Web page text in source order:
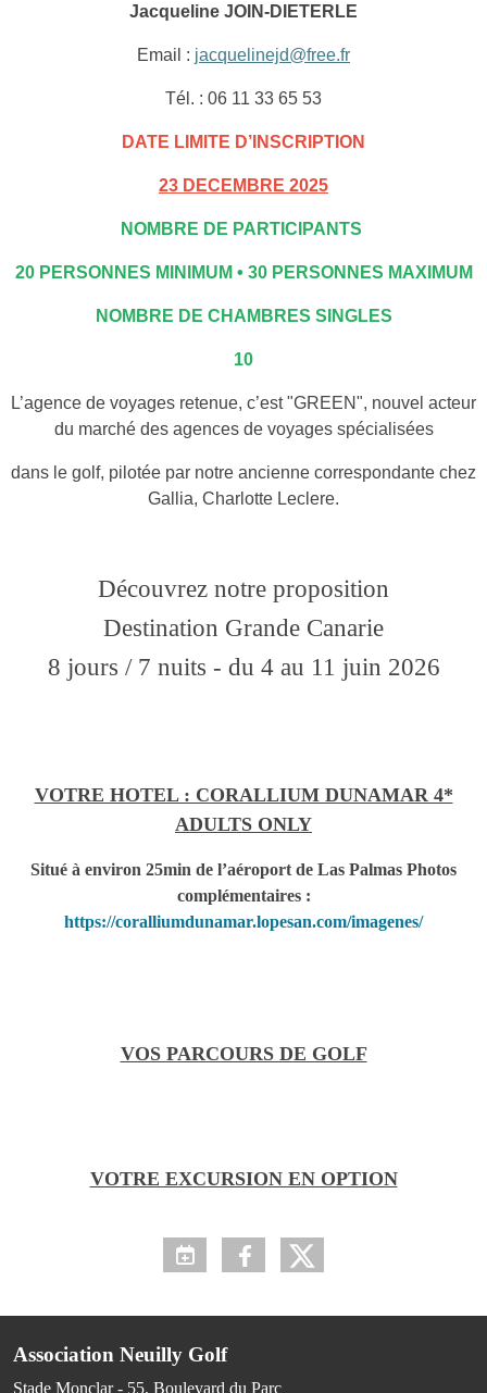
Jacqueline JOIN-DIETERLE
Email : jacquelinejd@free.fr
Tél. : 06 11 33 65 53
DATE LIMITE D’INSCRIPTION
23 DECEMBRE 2025
NOMBRE DE PARTICIPANTS
20 PERSONNES MINIMUM • 30 PERSONNES MAXIMUM
NOMBRE DE CHAMBRES SINGLES
10
L’agence de voyages retenue, c’est "GREEN", nouvel acteur
du marché des agences de voyages spécialisées
dans le golf, pilotée par notre ancienne correspondante chez
Gallia, Charlotte Leclere.
Découvrez notre proposition
Destination Grande Canarie
8 jours / 7 nuits - du 4 au 11 juin 2026
VOTRE HOTEL : CORALLIUM DUNAMAR 4*
ADULTS ONLY
Situé à environ 25min de l’aéroport de Las Palmas Photos
complémentaires :
https://coralliumdunamar.lopesan.com/imagenes/
VOS PARCOURS DE GOLF
VOTRE EXCURSION EN OPTION
Association Neuilly Golf
Stade Monclar - 55, Boulevard du Parc